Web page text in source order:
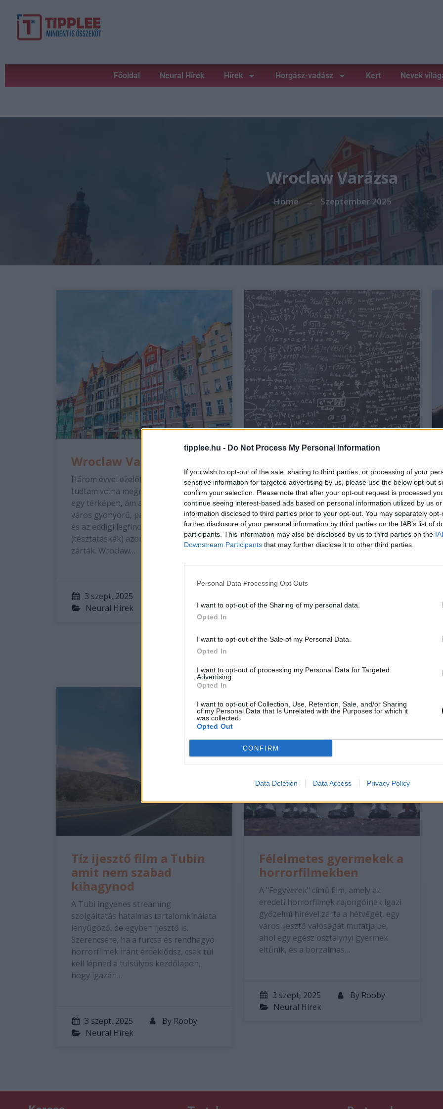
tipplee.hu - Do Not Process My Personal Information
If you wish to opt-out of the sale, sharing to third parties, or processing of your
sensitive information for targeted advertising by us, please use the below opt-out
confirm your selection. Please note that after your opt-out request is processed
continue seeing interest-based ads based on personal information utilized by us
information disclosed to third parties prior to your opt-out. You may separately
further disclosure of your personal information by third parties on the IAB’s list of
participants. This information may also be disclosed by us to third parties on the
Downstream Participants that may further disclose it to other third parties.
Personal Data Processing Opt Outs
I want to opt-out of the Sharing of my personal data.
Opted In
I want to opt-out of the Sale of my Personal Data.
Opted In
I want to opt-out of processing my Personal Data for Targeted
Advertising.
Opted In
I want to opt-out of Collection, Use, Retention, Sale, and/or Sharing
of my Personal Data that Is Unrelated with the Purposes for which it
was collected.
Opted Out
CONFIRM
Data Deletion Data Access Privacy Policy
Főoldal Neural Hírek Hírek Horgász-vadász Kert Nevek
Wroclaw Varázsa
Home → Szeptember 2025
Wroclaw Varázsa
Három évvel ezelőtt még nem is
tudtam volna megmutatni Wrocławot
egy térképen, ám a lengyelországi
város gyönyörű, pasztellszínű főtere
és az eddigi legfinomabb pierogik
(tésztatáskák) azonnal a szívembe
zárták. Wrocław…
3 szept, 2025
Neural Hírek
született matematikai
zsenik
A börtönökben és fogházakban élő
emberek is hozzájárultak a matematika
legnagyszerűbb ötleteihez. Az orosz
Mura Yakerson például három napos
hogy matematikusként dolgozik, és
később valóban…
Neural Hírek
Tíz ijesztő film a Tubin
amit nem szabad
kihagynod
A Tubi ingyenes streaming
szolgáltatás hatalmas tartalomkínálata
lenyűgöző, de egyben ijesztő is.
Szerencsére, ha a furcsa és rendhagyó
horrorfilmek iránt érdeklődsz, csak túl
kell lépned a tulsúlyos kezdőlapon,
hogy igazán…
3 szept, 2025 By Rooby
Neural Hírek
Félelmetes gyermekek a
horrorfilmekben
A "Fegyverek" című film, amely az
eredeti horrorfilmek rajongóinak igazi
győzelmi hírével zárta a hétvégét, egy
város ijesztő valóságát mutatja be,
ahol egy egész osztálynyi gyermek
eltűnik, és a borzalmas…
3 szept, 2025 By Rooby
Neural Hírek